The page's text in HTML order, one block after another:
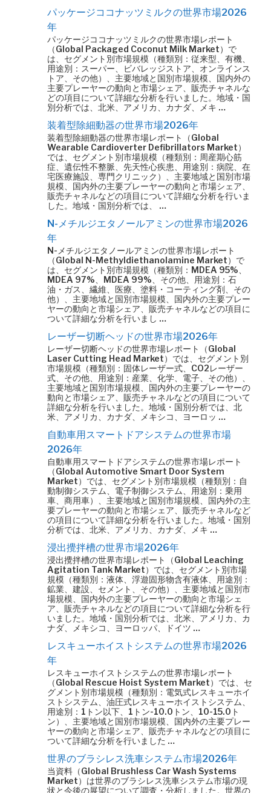
パッケージココナッツミルクの世界市場2026
年
パッケージココナッツミルクの世界市場レポート
（Global Packaged Coconut Milk Market）で
は、セグメント別市場規模（種類別：従来型、有機、
用途別：スーパー、ビバレッジストア、オンラインス
トア、その他）、主要地域と国別市場規模、国内外の
主要プレーヤーの動向と市場シェア、販売チャネルな
どの項目について詳細な分析を行いました。地域・国
別分析では、北米、アメリカ、カナダ、メキ …
装着型除細動器の世界市場2026年
装着型除細動器の世界市場レポート（Global
Wearable Cardioverter Defibrillators Market）
では、セグメント別市場規模（種類別：周産期心筋
症、遺伝性不整脈、先天性心疾患、用途別：病院、在
宅医療施設、専門クリニック）、主要地域と国別市場
規模、国内外の主要プレーヤーの動向と市場シェア、
販売チャネルなどの項目について詳細な分析を行いま
した。地域・国別分析では、 …
N-メチルジエタノールアミンの世界市場2026
年
N-メチルジエタノールアミンの世界市場レポート
（Global N-Methyldiethanolamine Market）で
は、セグメント別市場規模（種類別：MDEA 95%、
MDEA 97%、MDEA 99%、その他、用途別：石
油・ガス、繊維、医療、塗料・コーティング剤、その
他）、主要地域と国別市場規模、国内外の主要プレー
ヤーの動向と市場シェア、販売チャネルなどの項目に
ついて詳細な分析を行いまし …
レーザー切断ヘッドの世界市場2026年
レーザー切断ヘッドの世界市場レポート（Global
Laser Cutting Head Market）では、セグメント別
市場規模（種類別：固体レーザー式、CO2レーザー
式、その他、用途別：産業、化学、電子、その他）、
主要地域と国別市場規模、国内外の主要プレーヤーの
動向と市場シェア、販売チャネルなどの項目について
詳細な分析を行いました。地域・国別分析では、北
米、アメリカ、カナダ、メキシコ、ヨーロッ …
自動車用スマートドアシステムの世界市場
2026年
自動車用スマートドアシステムの世界市場レポート
（Global Automotive Smart Door System
Market）では、セグメント別市場規模（種類別：自
動制御システム、電子制御システム、用途別：乗用
車、商用車）、主要地域と国別市場規模、国内外の主
要プレーヤーの動向と市場シェア、販売チャネルなど
の項目について詳細な分析を行いました。地域・国別
分析では、北米、アメリカ、カナダ、メキ …
浸出攪拌槽の世界市場2026年
浸出攪拌槽の世界市場レポート（Global Leaching
Agitation Tank Market）では、セグメント別市場
規模（種類別：液体、浮遊固形物含有液体、用途別：
鉱業、建設、セメント、その他）、主要地域と国別市
場規模、国内外の主要プレーヤーの動向と市場シェ
ア、販売チャネルなどの項目について詳細な分析を行
いました。地域・国別分析では、北米、アメリカ、カ
ナダ、メキシコ、ヨーロッパ、ドイツ …
レスキューホイストシステムの世界市場2026
年
レスキューホイストシステムの世界市場レポート
（Global Rescue Hoist System Market）では、セ
グメント別市場規模（種類別：電気式レスキューホイ
ストシステム、油圧式レスキューホイストシステム、
用途別：1トン以下、1トン-10.0トン、10-15.0ト
ン）、主要地域と国別市場規模、国内外の主要プレー
ヤーの動向と市場シェア、販売チャネルなどの項目に
ついて詳細な分析を行いました …
世界のブラシレス洗車システム市場2026年
当資料（Global Brushless Car Wash Systems
Market）は世界のブラシレス洗車システム市場の現
状と今後の展望について調査・分析しました。世界の